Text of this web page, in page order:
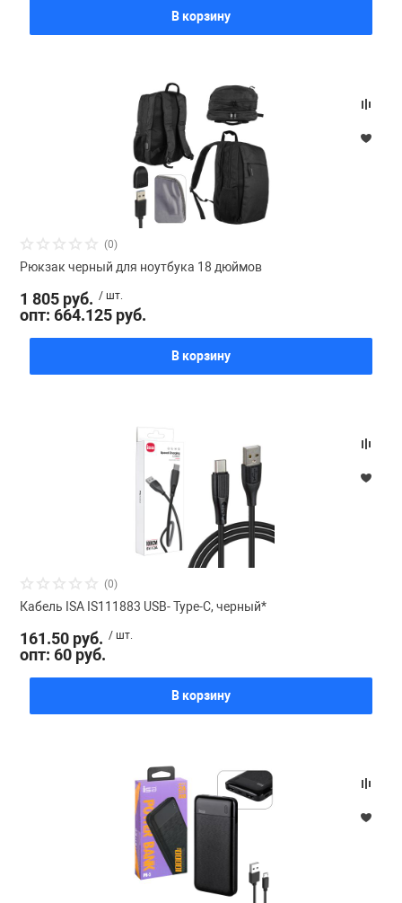
В корзину
(0)
Рюкзак черный для ноутбука 18 дюймов
1 805 руб. / шт.
опт: 664.125 руб.
В корзину
(0)
Кабель ISA IS111883 USB- Type-C, черный*
161.50 руб. / шт.
опт: 60 руб.
В корзину